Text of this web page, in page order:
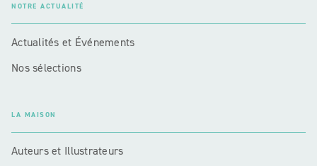
NOTRE ACTUALITÉ
Actualités et Événements
Nos sélections
LA MAISON
Auteurs et Illustrateurs